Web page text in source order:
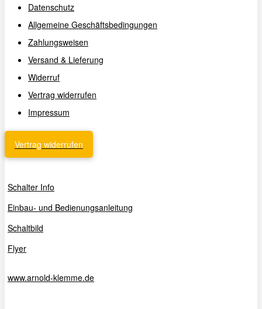
Datenschutz
Allgemeine Geschäftsbedingungen
Zahlungsweisen
Versand & Lieferung
Widerruf
Vertrag widerrufen
Impressum
Vertrag widerrufen
Schalter Info
Einbau- und Bedienungsanleitung
Schaltbild
Flyer
www.arnold-klemme.de